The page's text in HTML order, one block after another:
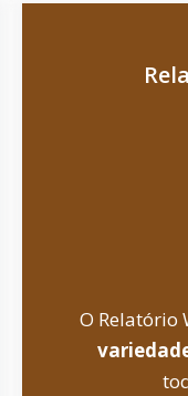
O Relatório